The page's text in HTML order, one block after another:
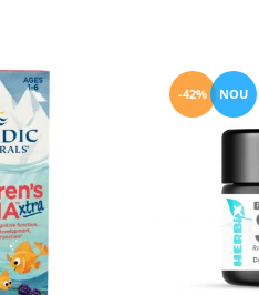
-42% NOU